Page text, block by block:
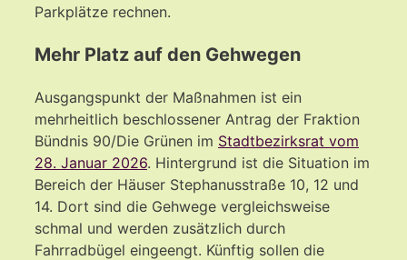
Parkplätze rechnen.
Mehr Platz auf den Gehwegen
Ausgangspunkt der Maßnahmen ist ein
mehrheitlich beschlossener Antrag der Fraktion
Bündnis 90/Die Grünen im Stadtbezirksrat vom
28. Januar 2026. Hintergrund ist die Situation im
Bereich der Häuser Stephanusstraße 10, 12 und
14. Dort sind die Gehwege vergleichsweise
schmal und werden zusätzlich durch
Fahrradbügel eingeengt. Künftig sollen die